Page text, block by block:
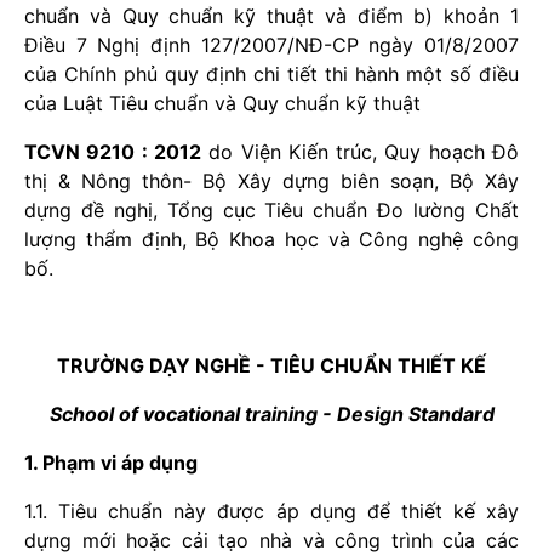
chuẩn và Quy chuẩn kỹ thuật và điểm b) khoản 1
Điều 7 Nghị định 127/2007/NĐ-CP ngày 01/8/2007
của Chính phủ quy định chi tiết thi hành một số điều
của Luật Tiêu chuẩn và Quy chuẩn kỹ thuật
TCVN 9210 : 2012do Viện Kiến trúc, Quy hoạch Đô
thị & Nông thôn- Bộ Xây dựng biên soạn, Bộ Xây
dựng đề nghị, Tổng cục Tiêu chuẩn Đo lường Chất
lượng thẩm định, Bộ Khoa học và Công nghệ công
bố.
TRƯỜNG DẠY NGHỀ - TIÊU CHUẨN THIẾT KẾ
School of vocational training - Design Standard
1. Phạm vi áp dụng
1.1. Tiêu chuẩn này được áp dụng để thiết kế xây
dựng mới hoặc cải tạo nhà và công trình của các